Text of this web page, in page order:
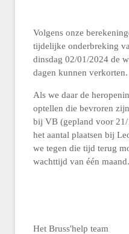
Volgens onze
tijdelijke onderbreking
dinsdag 02/01/2024 de
dagen kunnen verkorten.
Als we daar de
optellen die bevroren
bij VB (gepland voor 21/
het aantal plaatsen bij
we tegen die tijd terug
wachttijd van één
Het Bruss'help team